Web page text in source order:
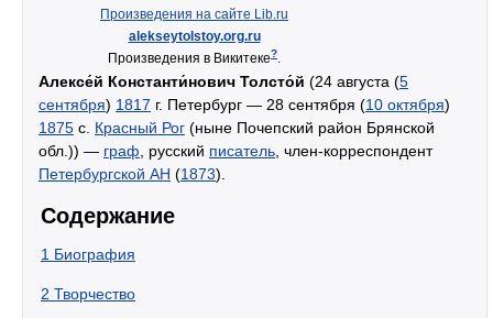
Произведения на сайте Lib.ru
alekseytolstoy.org.ru
Произведения в Викитеке?.
Алексе́й Константи́нович Толсто́й (24 августа (5
сентября) 1817 г. Петербург — 28 сентября (10 октября)
1875 c. Красный Рог (ныне Почепский район Брянской
обл.)) — граф , русский писатель , член-корреспондент
Петербургской АН (1873).
Содержание
1 Биография
2 Творчество